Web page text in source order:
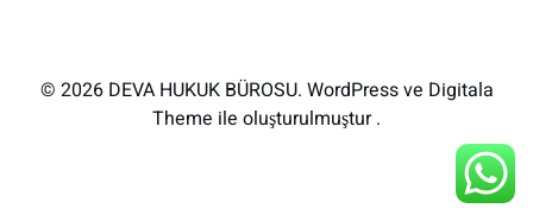
© 2026 DEVA HUKUK BÜROSU. WordPress ve Digitala
Theme ile oluşturulmuştur .